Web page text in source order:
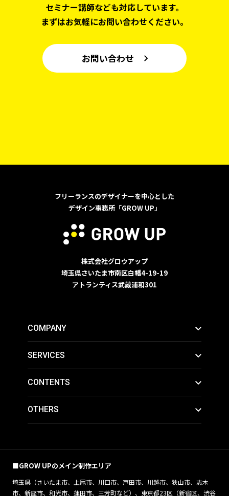
セミナー講師なども対応しています。
まずはお気軽にお問い合わせください。
お問い合わせ
フリーランスのデザイナーを中心とした
デザイン事務所「GROW UP」
株式会社グロウアップ
埼玉県さいたま市南区白幡4-19-19
アトランティス武蔵浦和301
COMPANY
SERVICES
CONTENTS
OTHERS
■GROW UPのメイン制作エリア
埼玉県（さいたま市、上尾市、川口市、戸田市、川越市、狭山市、志木
市、新座市、和光市、蓮田市、三芳町など）、東京都23区（新宿区、渋谷